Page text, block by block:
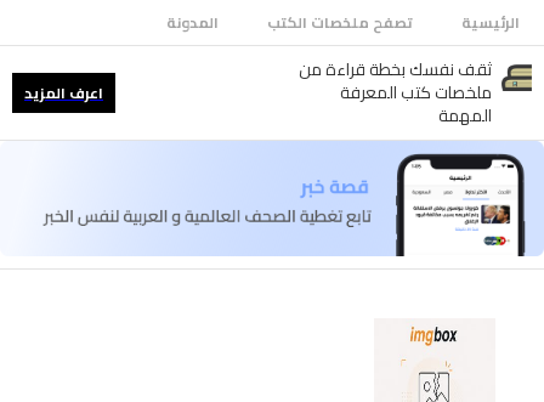
الرئيسية تصفح ملخصات الكتب المدونة
ثقف نفسك بخطة قراءة من
ملخصات كتب المعرفة
المهمة
اعرف المزيد